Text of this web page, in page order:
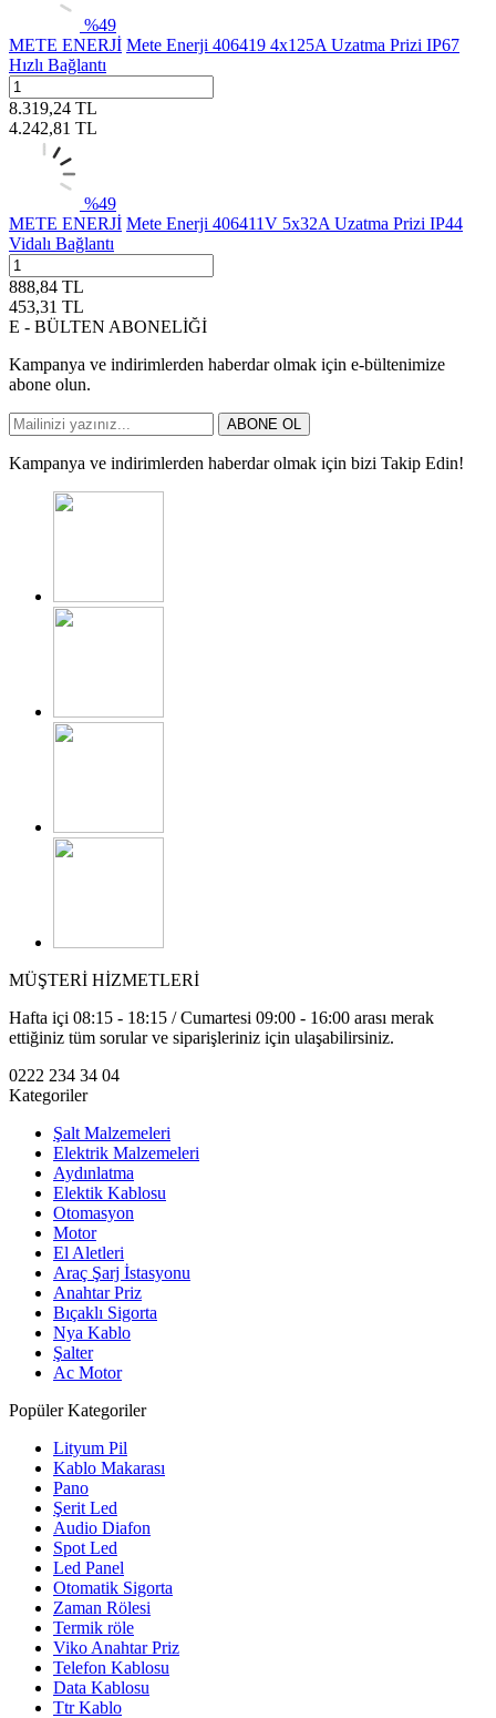
%49
METE ENERJİ Mete Enerji 406419 4x125A Uzatma Prizi IP67
Hızlı Bağlantı
8.319,24 TL
4.242,81 TL
%49
METE ENERJİ Mete Enerji 406411V 5x32A Uzatma Prizi IP44
Vidalı Bağlantı
888,84 TL
453,31 TL
E - BÜLTEN ABONELİĞİ
Kampanya ve indirimlerden haberdar olmak için e-bültenimize
abone olun.
ABONE OL
Kampanya ve indirimlerden haberdar olmak için bizi Takip Edin!
MÜŞTERİ HİZMETLERİ
Hafta içi 08:15 - 18:15 / Cumartesi 09:00 - 16:00 arası merak
ettiğiniz tüm sorular ve siparişleriniz için ulaşabilirsiniz.
0222 234 34 04
Kategoriler
Şalt Malzemeleri
Elektrik Malzemeleri
Aydınlatma
Elektik Kablosu
Otomasyon
Motor
El Aletleri
Araç Şarj İstasyonu
Anahtar Priz
Bıçaklı Sigorta
Nya Kablo
Şalter
Ac Motor
Popüler Kategoriler
Lityum Pil
Kablo Makarası
Pano
Şerit Led
Audio Diafon
Spot Led
Led Panel
Otomatik Sigorta
Zaman Rölesi
Termik röle
Viko Anahtar Priz
Telefon Kablosu
Data Kablosu
Ttr Kablo